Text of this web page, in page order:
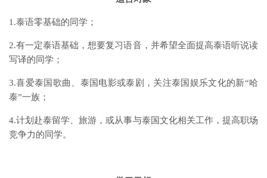
1.泰语零基础的同学；
2.有一定泰语基础，想要复习语音，并希望全面提高泰语听说读
写译的同学；
3.喜爱泰国歌曲、泰国电影或泰剧，关注泰国娱乐文化的新“哈
泰”一族；
4.计划赴泰留学、旅游，或从事与泰国文化相关工作，提高职场
竞争力的同学。